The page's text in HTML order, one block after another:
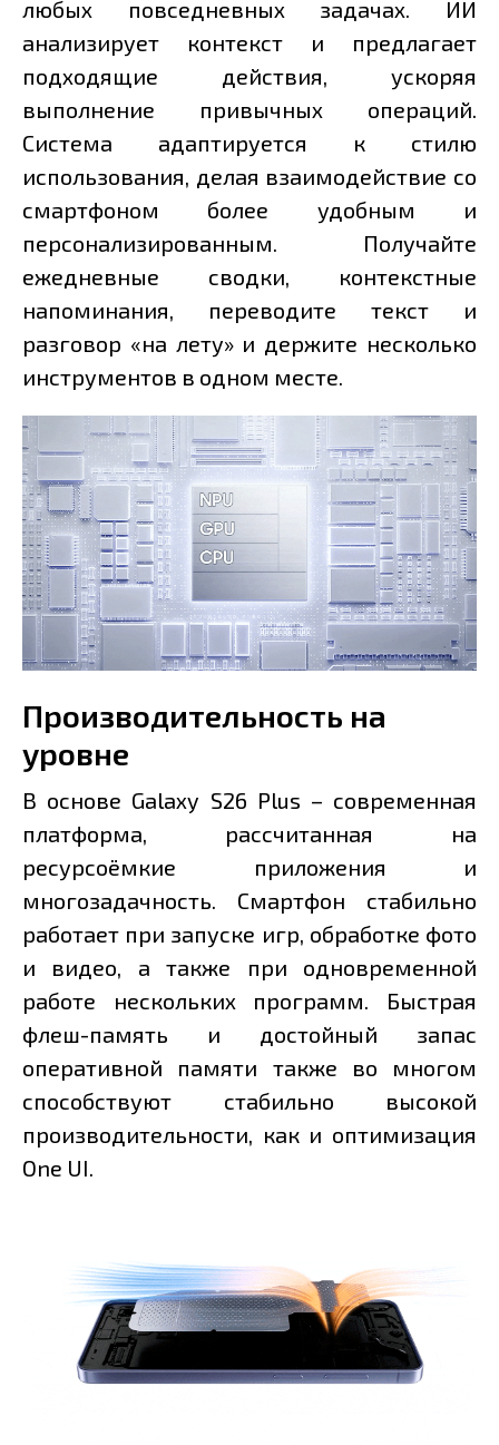
любых повседневных задачах. ИИ
анализирует контекст и предлагает
подходящие действия, ускоряя
выполнение привычных операций.
Система адаптируется к стилю
использования, делая взаимодействие со
смартфоном более удобным и
персонализированным. Получайте
ежедневные сводки, контекстные
напоминания, переводите текст и
разговор «на лету» и держите несколько
инструментов в одном месте.
Производительность на
уровне
В основе Galaxy S26 Plus – современная
платформа, рассчитанная на
ресурсоёмкие приложения и
многозадачность. Смартфон стабильно
работает при запуске игр, обработке фото
и видео, а также при одновременной
работе нескольких программ. Быстрая
флеш-память и достойный запас
оперативной памяти также во многом
способствуют стабильно высокой
производительности, как и оптимизация
One UI.